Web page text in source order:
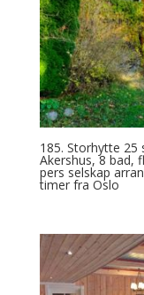
185. Storhytte
Akershus, 8 bad,
pers selskap
timer fra Oslo